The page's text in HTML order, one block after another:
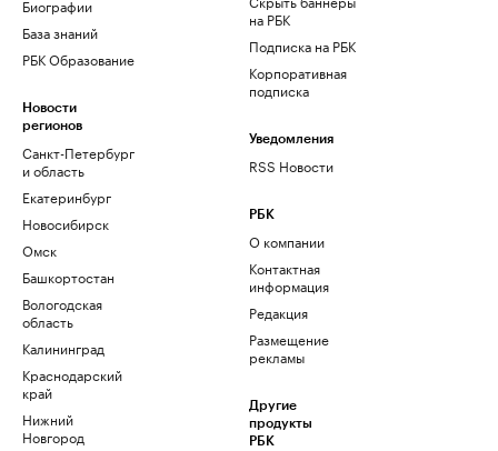
Биографии
База знаний
РБК Образование
Новости
регионов
Санкт-Петербург
и область
Екатеринбург
Новосибирск
Омск
Башкортостан
Вологодская
область
Калининград
Краснодарский
край
Нижний
Новгород
на РБК
Подписка на РБК
Корпоративная
подписка
Уведомления
RSS Новости
РБК
О компании
Контактная
информация
Редакция
Размещение
рекламы
Другие
продукты
РБК